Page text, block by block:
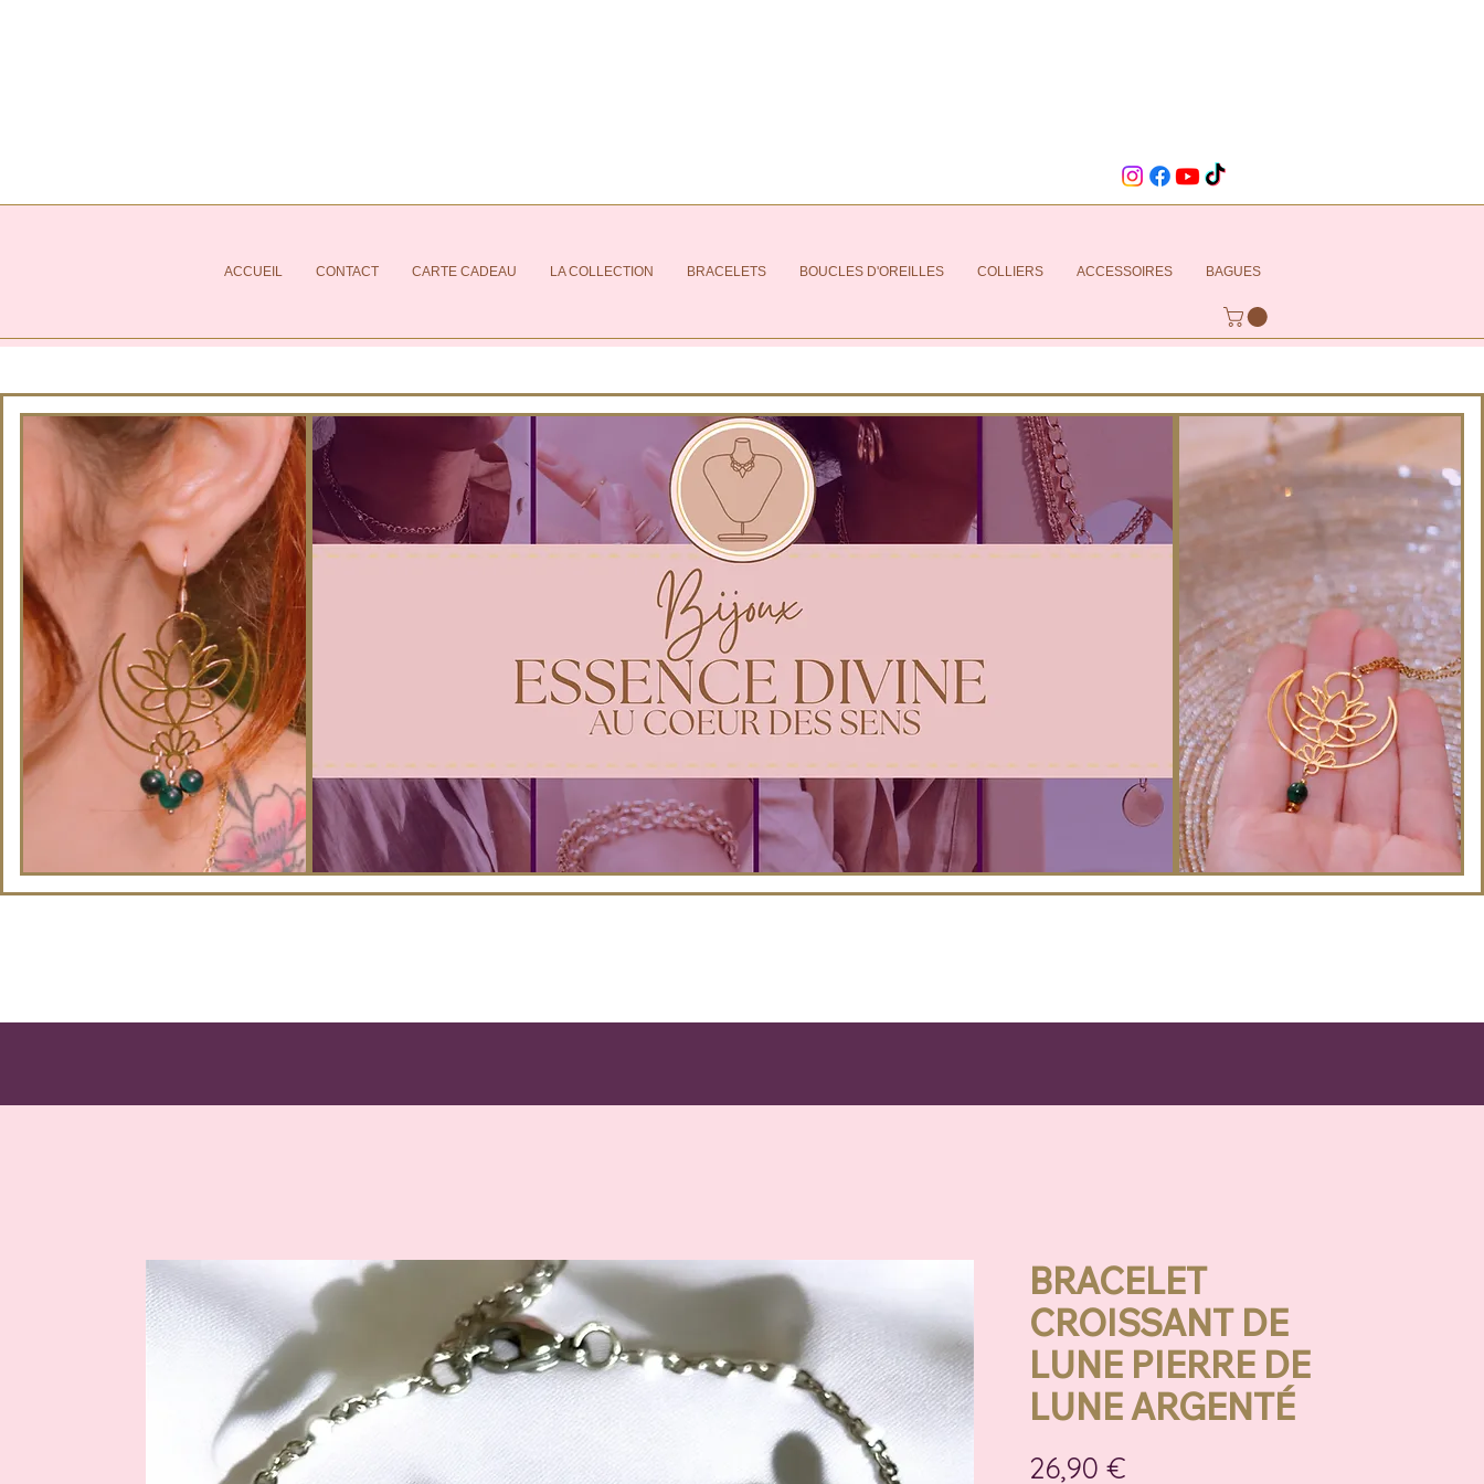
ACCUEIL CONTACT CARTE CADEAU LA COLLECTION BRACELETS BOUCLES D'OREILLES COLLIERS ACCESSOIRES BAGUES
BRACELET
CROISSANT DE
LUNE PIERRE DE
LUNE ARGENTÉ
26,90 €